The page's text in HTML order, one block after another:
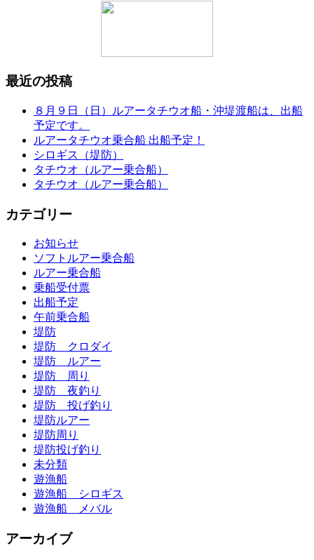
最近の投稿
８月９日（日）ルアータチウオ船・沖堤渡船は、出船
予定です。
ルアータチウオ乗合船 出船予定！
シロギス（堤防）
タチウオ（ルアー乗合船）
タチウオ（ルアー乗合船）
カテゴリー
お知らせ
ソフトルアー乗合船
ルアー乗合船
乗船受付票
出船予定
午前乗合船
堤防
堤防 クロダイ
堤防 ルアー
堤防 周り
堤防 夜釣り
堤防 投げ釣り
堤防ルアー
堤防周り
堤防投げ釣り
未分類
遊漁船
遊漁船 シロギス
遊漁船 メバル
アーカイブ